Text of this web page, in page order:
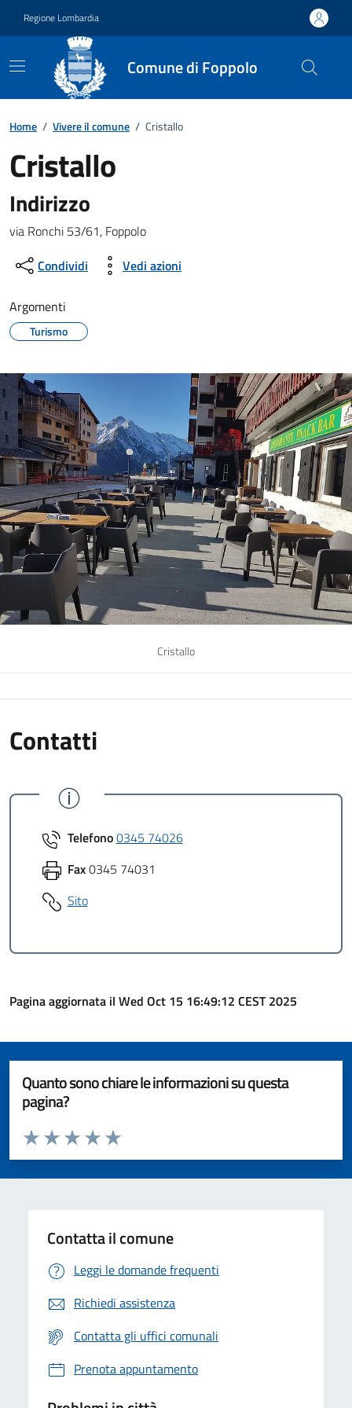
Regione Lombardia
Comune di Foppolo
Dettagli dell'ufficio
Home / Vivere il comune / Cristallo
Cristallo
Indirizzo
via Ronchi 53/61, Foppolo
Condividi
Vedi azioni
Argomenti
Turismo
Cristallo
Contatti
Telefono0345 74026
Fax0345 74031
Sito
Pagina aggiornata il Wed Oct 15 16:49:12 CEST 2025
Quanto sono chiare le informazioni su questa
pagina?
Valuta da 1 a 5 stelle la pagina
Valuta 5 stelle su 5
Valuta 4 stelle su 5
Valuta 3 stelle su 5
Valuta 2 stelle su 5
Valuta 1 stelle su 5
Contatta il comune
Leggi le domande frequenti
Richiedi assistenza
Contatta gli uffici comunali
Prenota appuntamento